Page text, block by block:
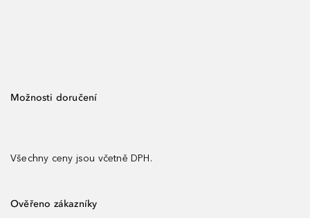
Možnosti doručení
Všechny ceny jsou včetně DPH.
Ověřeno zákazníky